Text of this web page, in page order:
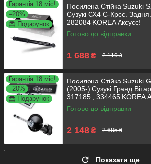
Гарантія 18 міс!
–20%
Подарунок
Посилена Стійка Suzuki
Сузукі СХ4 С-Крос.
282084 KOREA Аксусс!
Готово до відправки
1 688 ₴ 2 110 ₴
Гарантія 18 міс!
–20%
Подарунок
Посилена Стійка Suzuki
(2005-) Сузукі Гранд
317185 , 334465 KOREA
Готово до відправки
2 148 ₴ 2 685 ₴
Показати ще